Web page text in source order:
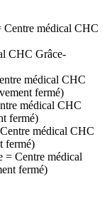
médical CHC
CHC Grâce-
médical CHC
fermé)
médical CHC
fermé)
médical CHC
fermé)
= Centre médical
fermé)